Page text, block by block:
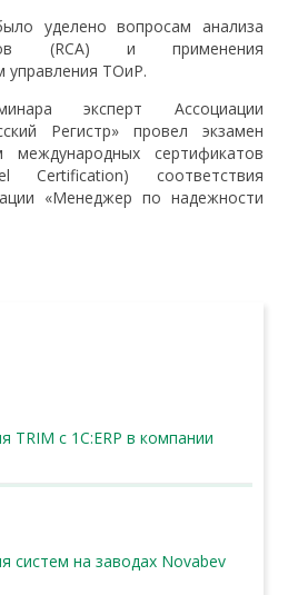
уделено вопросам анализа
(RCA) и применения
управления ТОиР.
эксперт Ассоциации
Регистр» провел экзамен
сертификатов
Certification) соответствия
«Менеджер по надежности
TRIM с 1С:ERP в компании
систем на заводах Novabev